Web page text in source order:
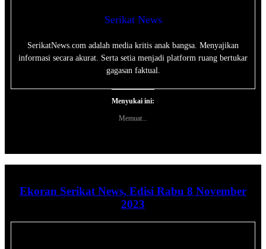
Serikat News
SerikatNews.com adalah media kritis anak bangsa. Menyajikan
informasi secara akurat. Serta setia menjadi platform ruang bertukar
gagasan faktual.
Menyukai ini:
Memuat...
Ekoran Serikat News, Edisi Rabu 8 November
2023